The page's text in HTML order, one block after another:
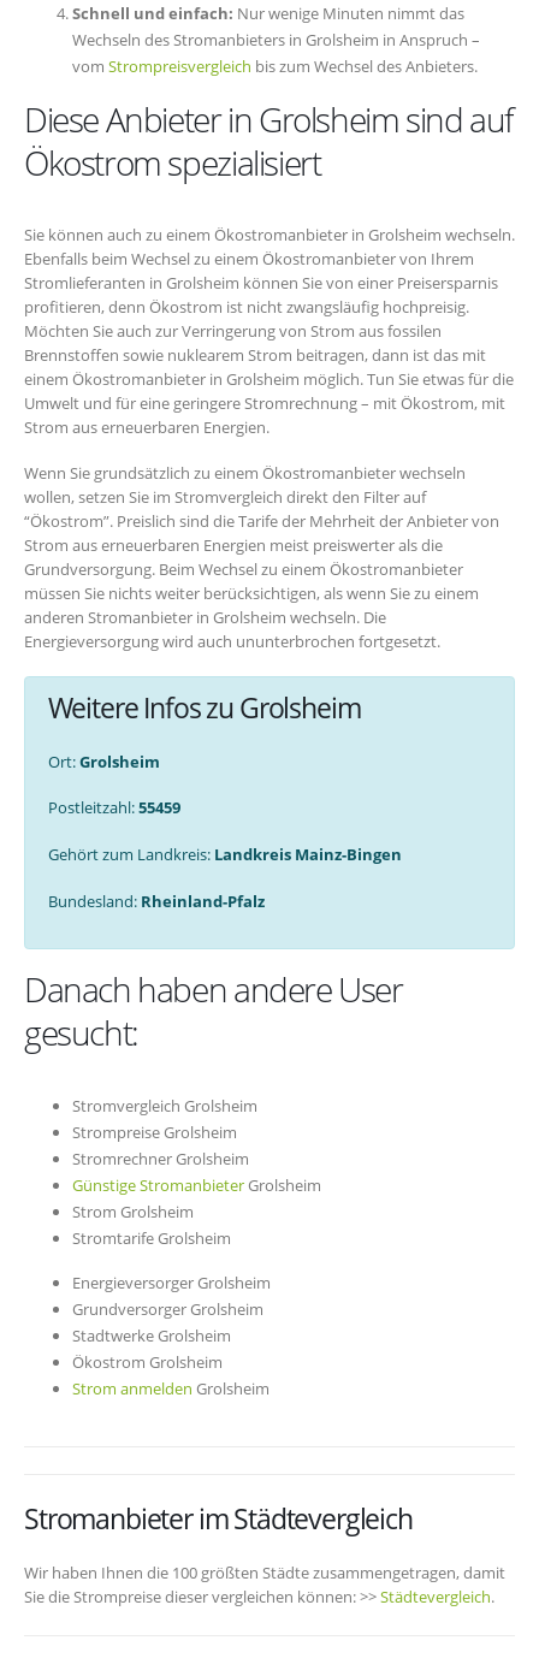
Schnell und einfach: Nur wenige Minuten nimmt das
Wechseln des Stromanbieters in Grolsheim in Anspruch –
vom Strompreisvergleich bis zum Wechsel des Anbieters.
Diese Anbieter in Grolsheim sind auf
Ökostrom spezialisiert
Sie können auch zu einem Ökostromanbieter in Grolsheim wechseln.
Ebenfalls beim Wechsel zu einem Ökostromanbieter von Ihrem
Stromlieferanten in Grolsheim können Sie von einer Preisersparnis
profitieren, denn Ökostrom ist nicht zwangsläufig hochpreisig.
Möchten Sie auch zur Verringerung von Strom aus fossilen
Brennstoffen sowie nuklearem Strom beitragen, dann ist das mit
einem Ökostromanbieter in Grolsheim möglich. Tun Sie etwas für die
Umwelt und für eine geringere Stromrechnung – mit Ökostrom, mit
Strom aus erneuerbaren Energien.
Wenn Sie grundsätzlich zu einem Ökostromanbieter wechseln
wollen, setzen Sie im Stromvergleich direkt den Filter auf
“Ökostrom”. Preislich sind die Tarife der Mehrheit der Anbieter von
Strom aus erneuerbaren Energien meist preiswerter als die
Grundversorgung. Beim Wechsel zu einem Ökostromanbieter
müssen Sie nichts weiter berücksichtigen, als wenn Sie zu einem
anderen Stromanbieter in Grolsheim wechseln. Die
Energieversorgung wird auch ununterbrochen fortgesetzt.
Weitere Infos zu Grolsheim
Ort:Grolsheim
Postleitzahl:55459
Gehört zum Landkreis: Landkreis Mainz-Bingen
Bundesland: Rheinland-Pfalz
Danach haben andere User
gesucht:
Stromvergleich Grolsheim
Strompreise Grolsheim
Stromrechner Grolsheim
Günstige StromanbieterGrolsheim
Strom Grolsheim
Stromtarife Grolsheim
Energieversorger Grolsheim
Grundversorger Grolsheim
Stadtwerke Grolsheim
Ökostrom Grolsheim
Strom anmelden Grolsheim
Stromanbieter im Städtevergleich
Wir haben Ihnen die 100 größten Städte zusammengetragen, damit
Sie die Strompreise dieser vergleichen können: >>Städtevergleich.